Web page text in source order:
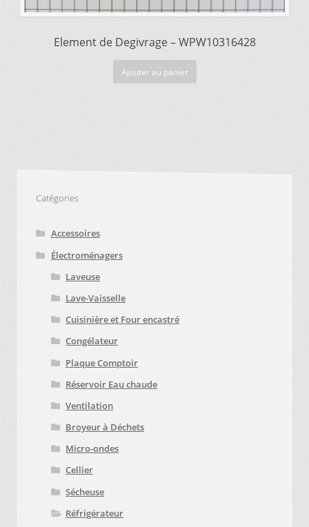
Element de Degivrage – WPW10316428
Ajouter au panier
Catégories
Accessoires
Électroménagers
Laveuse
Lave-Vaisselle
Cuisinière et Four encastré
Congélateur
Plaque Comptoir
Réservoir Eau chaude
Ventilation
Broyeur à Déchets
Micro-ondes
Cellier
Sécheuse
Réfrigérateur